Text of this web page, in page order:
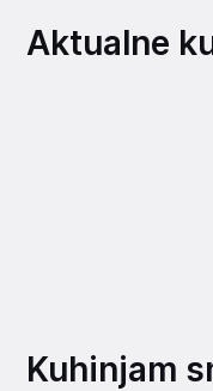
Aktualne
Kuhinjam